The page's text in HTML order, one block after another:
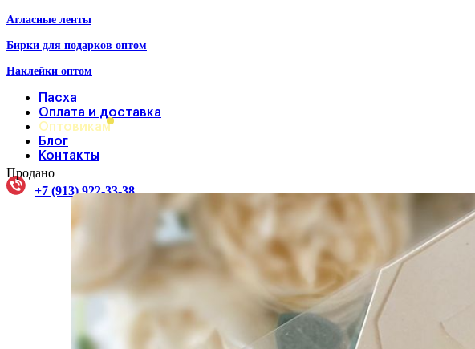
Атласные ленты
Бирки для подарков оптом
Наклейки оптом
Пасха
Оплата и доставка
Оптовикам
Блог
Контакты
+7 (913) 922-33-38
Продано